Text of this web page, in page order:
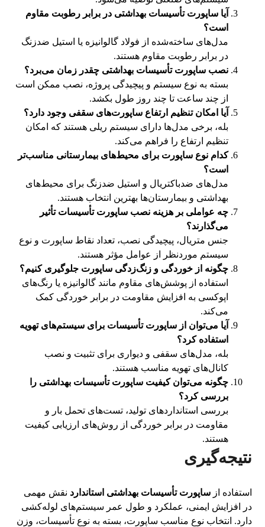
آیا ساپورت تأسیسات بهداشتی در برابر رطوبت مقاوم
است؟
مدل‌های ساخته‌شده از فولاد گالوانیزه یا استیل ضدزنگ
در برابر رطوبت مقاوم هستند.
نصب ساپورت تأسیسات بهداشتی چقدر زمان می‌برد؟
بسته به نوع سیستم و پیچیدگی پروژه، نصب ممکن است
از چند ساعت تا چند روز طول بکشد.
آیا امکان تنظیم ارتفاع ساپورت‌های سقفی وجود دارد؟
بله، برخی مدل‌ها دارای سیستم ریلی هستند که امکان
تنظیم ارتفاع را فراهم می‌کند.
کدام نوع ساپورت برای محیط‌های بیمارستانی مناسب‌تر
است؟
مدل‌های ضدباکتریال و استیل ضدزنگ برای محیط‌های
بهداشتی و بیمارستان‌ها بهترین انتخاب هستند.
چه عواملی بر هزینه نصب ساپورت تأسیسات تأثیر
می‌گذارند؟
جنس متریال، پیچیدگی نصب، تعداد نقاط ساپورت و نوع
سیستم موردنظر از عوامل مؤثر هستند.
چگونه از خوردگی و زنگ‌زدگی ساپورت جلوگیری کنیم؟
استفاده از پوشش‌های مقاوم مانند گالوانیزه یا رنگ‌های
اپوکسی به افزایش مقاومت در برابر خوردگی کمک
می‌کند.
آیا می‌توان از ساپورت تأسیسات برای سیستم‌های تهویه
استفاده کرد؟
بله، مدل‌های سقفی و دیواری برای تثبیت و نصب
کانال‌های تهویه مناسب هستند.
چگونه می‌توان کیفیت ساپورت تأسیسات بهداشتی را
بررسی کرد؟
بررسی استانداردهای تولید، تست‌های تحمل بار و
مقاومت در برابر خوردگی از روش‌های ارزیابی کیفیت
هستند.
نتیجه‌گیری
استفاده ازساپورت تأسیسات بهداشتی استاندارد نقش مهمی
در افزایش ایمنی، عملکرد و طول عمر سیستم‌های لوله‌کشی
دارد. انتخاب نوع مناسب ساپورت، بسته به نوع تأسیسات، وزن